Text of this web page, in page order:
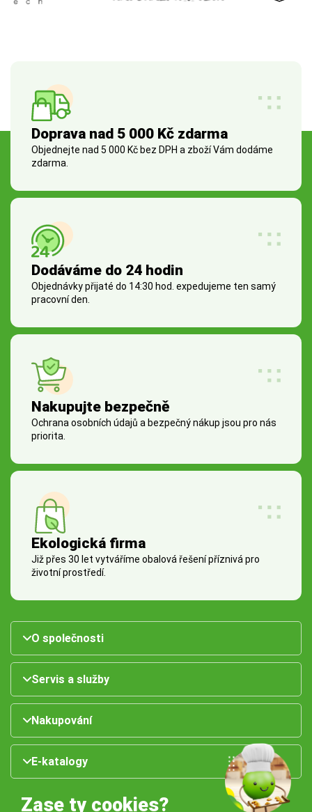
Doprava nad 5 000 Kč zdarma
Objednejte nad 5 000 Kč bez DPH a zboží Vám dodáme
zdarma.
Dodáváme do 24 hodin
Objednávky přijaté do 14:30 hod. expedujeme ten samý
pracovní den.
Nakupujte bezpečně
Ochrana osobních údajů a bezpečný nákup jsou pro nás
priorita.
Ekologická firma
Již přes 30 let vytváříme obalová řešení příznivá pro
životní prostředí.
O společnosti
Servis a služby
Nakupování
E-katalogy
Zase ty cookies?